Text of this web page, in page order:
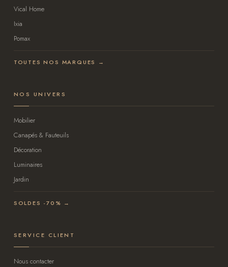
Vical Home
Ixia
Pomax
TOUTES NOS MARQUES →
NOS UNIVERS
Mobilier
Canapés & Fauteuils
Décoration
Luminaires
Jardin
SOLDES -70% →
SERVICE CLIENT
Nous contacter